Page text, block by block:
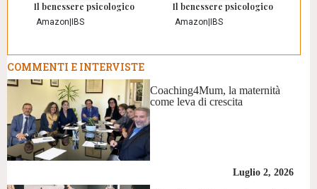
Il benessere psicologico
Amazon|IBS
Il benessere psicologico
Amazon|IBS
COMMENTI E INTERVISTE
Coaching4Mum, la maternità
come leva di crescita
Luglio 2, 2026